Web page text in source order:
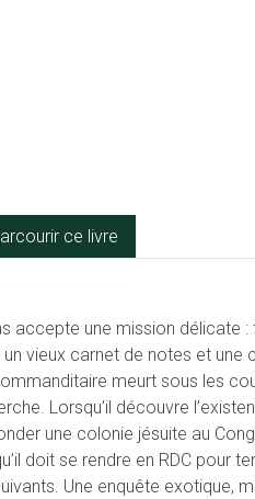
ce livre
accepte une mission délicate
vieux carnet de notes et une
meurt sous les
Lorsqu’il découvre
une colonie jésuite au
doit se rendre en RDC pour
Une enquête exotique,